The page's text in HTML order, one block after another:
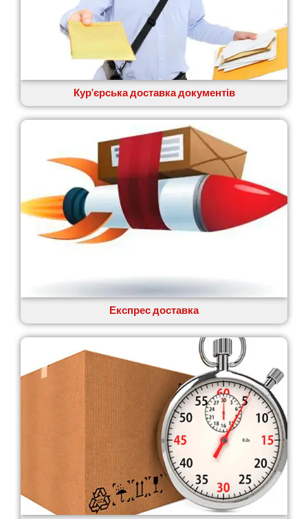
Вознесенськ
Вишгород
Южноукраїнськ
Зарічани
Зазим’я
Житомир
Знам’янка
Звенигородка
Звягель
Бабаи
Бармаки
Біла Церква
Білгород-Дністровський
Білогородка
Кур'єрська доставка документів
Експрес доставка